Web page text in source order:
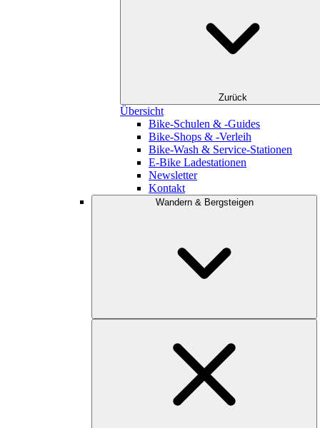
Zurück
Übersicht
Bike-Schulen & -Guides
Bike-Shops & -Verleih
Bike-Wash & Service-Stationen
E-Bike Ladestationen
Newsletter
Kontakt
Wandern & Bergsteigen